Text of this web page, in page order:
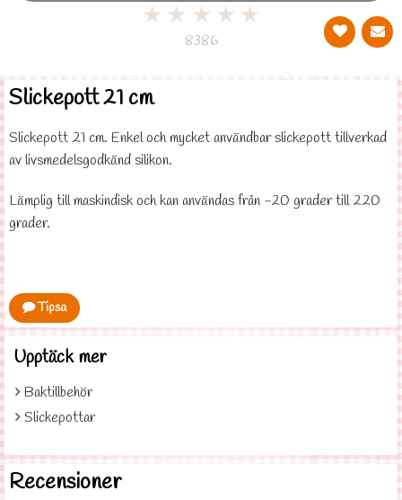
★ ★ ★ ★ ★
8386
Slickepott 21 cm
Slickepott 21 cm. Enkel och mycket användbar slickepott tillverkad
av livsmedelsgodkänd silikon.
Lämplig till maskindisk och kan användas från -20 grader till 220
grader.
Tipsa
Upptäck mer
Baktillbehör
Slickepottar
Recensioner